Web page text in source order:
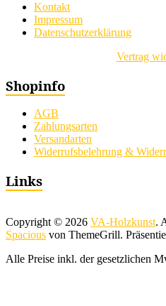
Kontakt
Impressum
Datenschutzerklärung
Vertrag
Shopinfo
AGB
Zahlungsarten
Versandarten
Widerrufsbelehrung &
Links
Copyright © 2026 VA-Holzkunst.
Spacious von ThemeGrill.
Alle Preise inkl. der gesetzlichen